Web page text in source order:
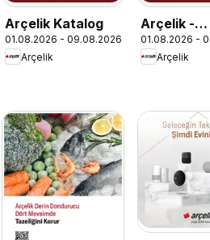
Arçelik Katalog
01.08.2026 - 09.08.2026
Arçelik
Arçelik -
Ankastre
Kataloğu
01.08.2026 -
Arçelik